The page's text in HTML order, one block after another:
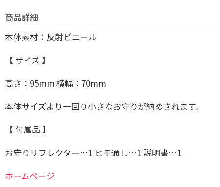
商品詳細
本体素材：反射ビニール
【 サイズ 】
高さ：95mm 横幅：70mm
本体サイズより一回り小さなお守りが納めされます。
【 付属品 】
お守りリフレクター…1 ヒモ通し…1 説明書…1
ホームページ